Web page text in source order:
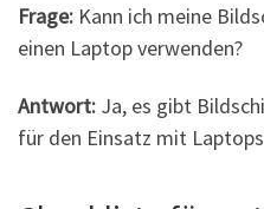
Frage: Kann ich meine
einen Laptop verwenden?
Antwort: Ja, es gibt
für den Einsatz mit